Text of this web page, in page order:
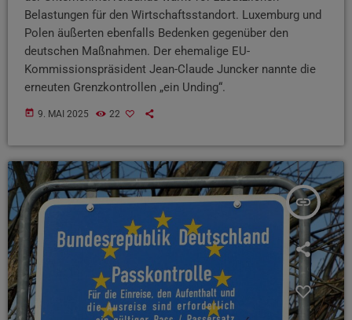
Belastungen für den Wirtschaftsstandort. Luxemburg und
Polen äußerten ebenfalls Bedenken gegenüber den
deutschen Maßnahmen. Der ehemalige EU-
Kommissionspräsident Jean-Claude Juncker nannte die
erneuten Grenzkontrollen „ein Unding“.
today 9. MAI 2025 22
insert_link